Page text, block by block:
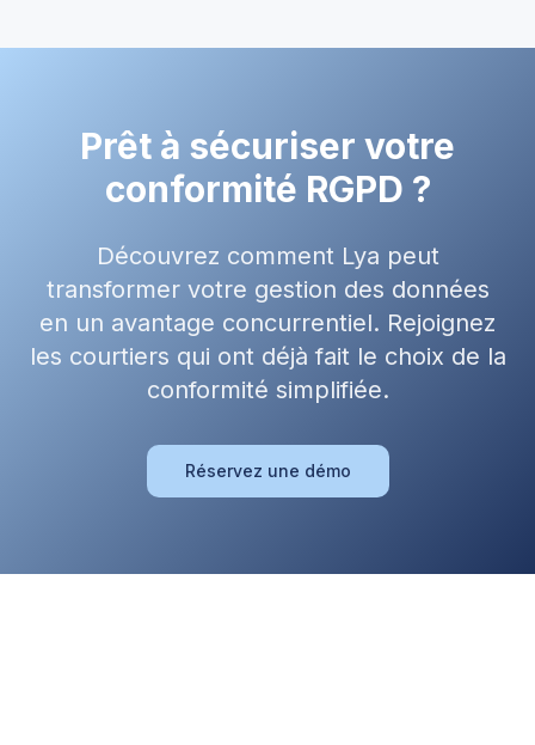
Prêt à sécuriser votre
conformité RGPD ?
Découvrez comment Lya peut
transformer votre gestion des données
en un avantage concurrentiel. Rejoignez
les courtiers qui ont déjà fait le choix de la
conformité simplifiée.
Réservez une démo